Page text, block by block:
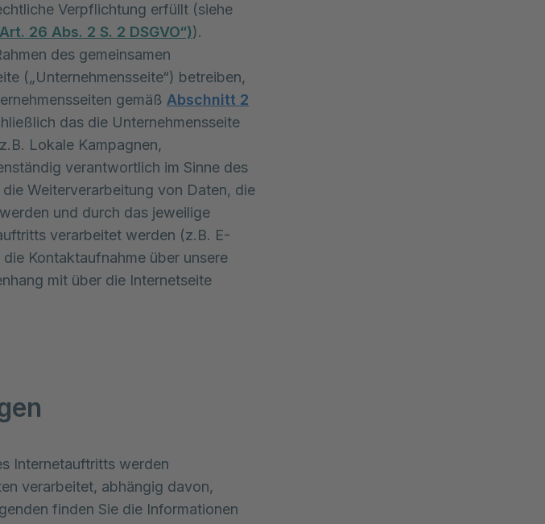
Verpflichtung erfüllt (siehe
26 Abs. 2 S. 2 DSGVO“)).
des gemeinsamen
(„Unternehmensseite“) betreiben,
gemäß Abschnitt 2
das die Unternehmensseite
Lokale Kampagnen,
verantwortlich im Sinne des
Weiterverarbeitung von Daten, die
und durch das jeweilige
verarbeitet werden (z.B. E-
Kontaktaufnahme über unsere
mit über die Internetseite
Internetauftritts werden
verarbeitet, abhängig davon,
finden Sie die Informationen